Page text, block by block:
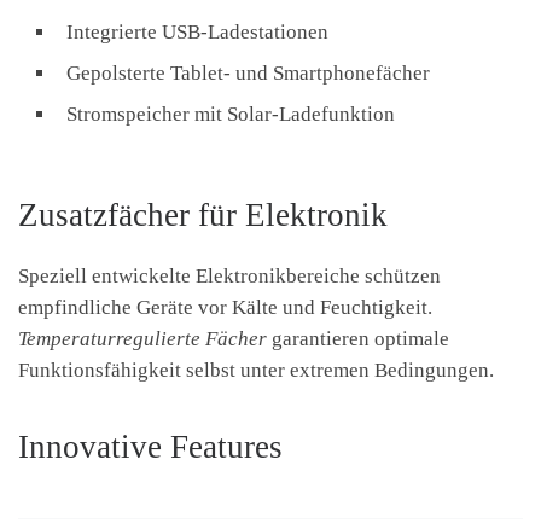
Integrierte USB-Ladestationen
Gepolsterte Tablet- und Smartphonefächer
Stromspeicher mit Solar-Ladefunktion
Zusatzfächer für Elektronik
Speziell entwickelte Elektronikbereiche schützen
empfindliche Geräte vor Kälte und Feuchtigkeit.
Temperaturregulierte Fächer garantieren optimale
Funktionsfähigkeit selbst unter extremen Bedingungen.
Innovative Features